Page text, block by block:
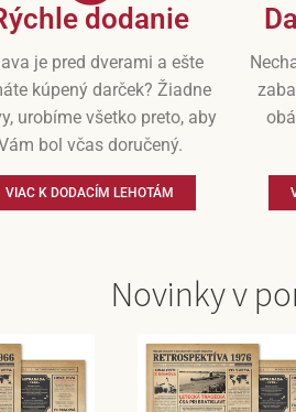
dodanie
je pred dverami a ešte
kúpený darček? Žiadne
urobíme všetko preto, aby
bol včas doručený.
VIAC K DODACÍM LEHOTÁM
Novinky v